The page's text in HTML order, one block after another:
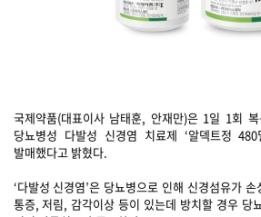
국제약품(대표이사 남태훈, 안재만)은 1일 1회
당뇨병성 다발성 신경염 치료제 ‘알덱트정
발매했다고 밝혔다.
‘다발성 신경염’은 당뇨병으로 인해 신경섬유가
통증, 저림, 감각이상 등이 있는데 방치할 경우 당